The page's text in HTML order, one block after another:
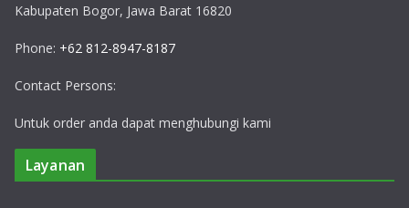
Kabupaten Bogor, Jawa Barat 16820
Phone: +62 812-8947-8187
Contact Persons:
Untuk order anda dapat menghubungi kami
Layanan